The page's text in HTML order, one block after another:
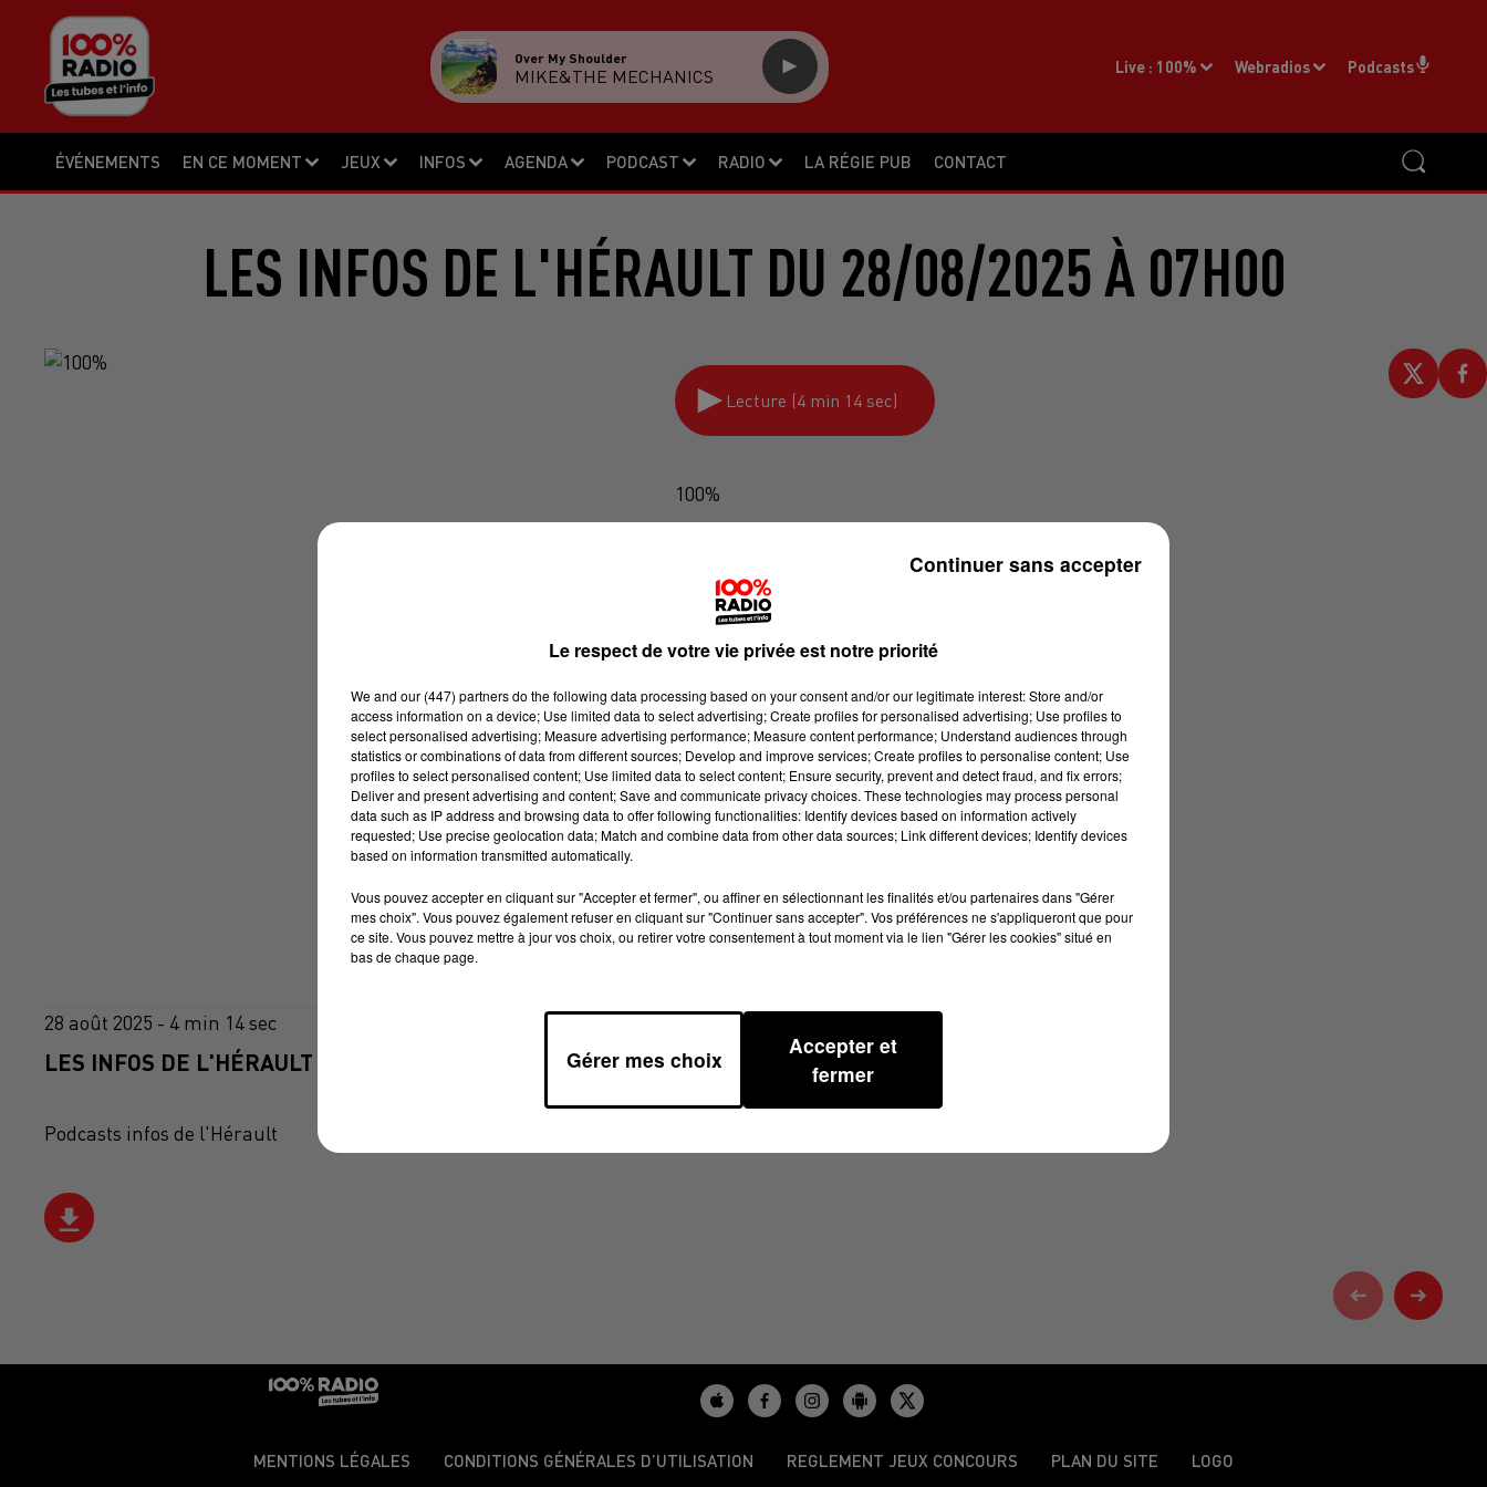
ÉVÉNEMENTS EN CE MOMENT JEUX INFOS AGENDA PODCAST RADIO LA RÉGIE PUB CONTACT
Live : 100% Webradios Podcasts
Over My Shoulder
MIKE&THE MECHANICS
LES INFOS DE L'HÉRAULT DU 28/08/2025 À 07H00
Lecture (4 min 14 sec)
100%
28 août 2025 - 4 min 14 sec
LES INFOS DE L'HÉRAULT DU 28/08/2025 À 07H00
Podcasts infos de l'Hérault
MENTIONS LÉGALES CONDITIONS GÉNÉRALES D’UTILISATION REGLEMENT JEUX CONCOURS PLAN DU SITE LOGO
Le respect de votre vie privée est notre priorité
We and our (447) partnersdo the following data processing based on your consent and/or our legitimate interest: Store and/or
access information on a device; Use limited data to select advertising; Create profiles for personalised advertising; Use profiles to
select personalised advertising; Measure advertising performance; Measure content performance; Understand audiences through
statistics or combinations of data from different sources; Develop and improve services; Create profiles to personalise content; Use
profiles to select personalised content; Use limited data to select content; Ensure security, prevent and detect fraud, and fix errors;
Deliver and present advertising and content; Save and communicate privacy choices. These technologies may process personal
data such as IP address and browsing data to offer following functionalities: Identify devices based on information actively
requested; Use precise geolocation data; Match and combine data from other data sources; Link different devices; Identify devices
based on information transmitted automatically.
Vous pouvez accepter en cliquant sur "Accepter et fermer", ou affiner en sélectionnant les finalités et/ou partenaires dans "Gérer
mes choix". Vous pouvez également refuser en cliquant sur "Continuer sans accepter". Vos préférences ne s'appliqueront que pour
ce site. Vous pouvez mettre à jour vos choix, ou retirer votre consentement à tout moment via le lien "Gérer les cookies" situé en
bas de chaque page.
Gérer mes choix
Accepter et
fermer
Continuer sans accepter